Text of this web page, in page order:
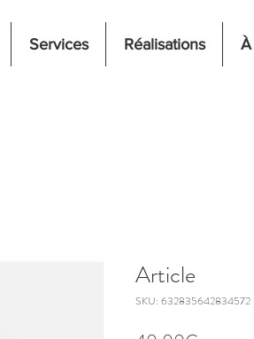
Services Réalisations
Article
SKU: 632835642834572